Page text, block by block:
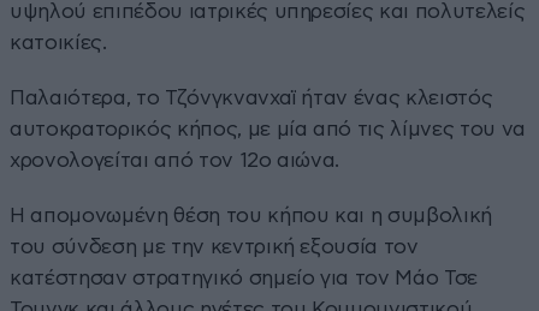
υψηλού επιπέδου ιατρικές υπηρεσίες και πολυτελείς
κατοικίες.
Παλαιότερα, το Τζόνγκνανχαϊ ήταν ένας κλειστός
αυτοκρατορικός κήπος, με μία από τις λίμνες του να
χρονολογείται από τον 12ο αιώνα.
Η απομονωμένη θέση του κήπου και η συμβολική
του σύνδεση με την κεντρική εξουσία τον
κατέστησαν στρατηγικό σημείο για τον Μάο Τσε